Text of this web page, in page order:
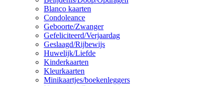
Blanco kaarten
Condoleance
Geboorte/Zwanger
Gefeliciteerd/Verjaardag
Geslaagd/Rijbewijs
Huwelijk/Liefde
Kinderkaarten
Kleurkaarten
Minikaartjes/boekenleggers